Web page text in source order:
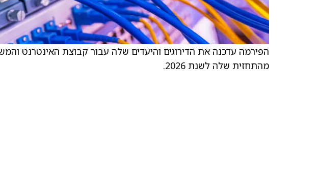
הפירמה עדכנה את הדירוגים והיעדים שלה עבור קבוצת האינטרנט
מהתחזית שלה לשנת 2026.